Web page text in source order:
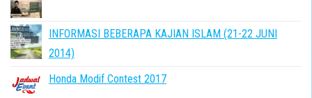
INFORMASI BEBERAPA KAJIAN ISLAM (21-22 JUNI
2014)
Honda Modif Contest 2017